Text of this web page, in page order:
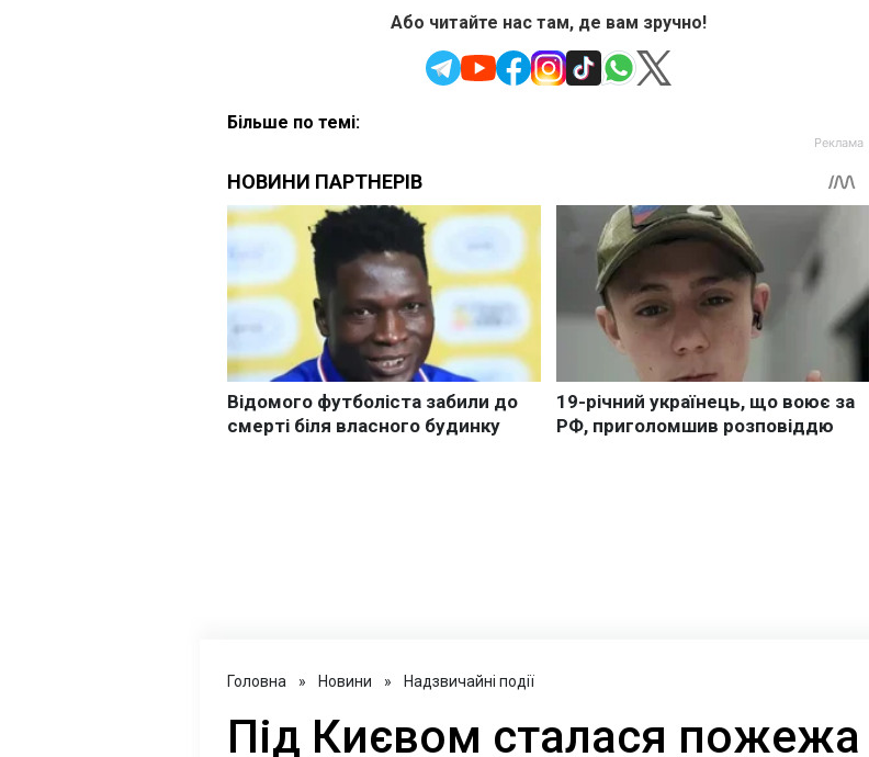
Або читайте нас там, де вам зручно!
Більше по темі:
Головна » Новини » Надзвичайні події
Під Києвом сталася пожежа